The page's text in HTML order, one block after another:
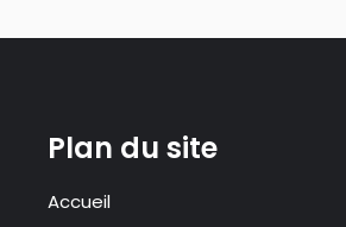
Plan du site
Accueil